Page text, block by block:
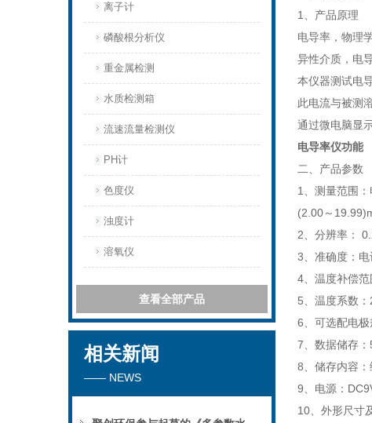
离子计
磷酸根分析仪
重金属检测
水质检测箱
流速流量检测仪
PH计
色度仪
浊度计
溶氧仪
查看全部产品
相关新闻
—— NEWS
1、产品原理
电导率，物理
异性介质，电
本仪器测试电
此电流与被测
通过微电脑显
电导率仪功能
二、产品参数
1、测量范围
(2.00～
2、分辨率：
3、准确度：电
4、温度补偿
5、温度系数
6、可选配电极
7、数据储存：
8、储存内容：
9、电源：
10、外形尺寸